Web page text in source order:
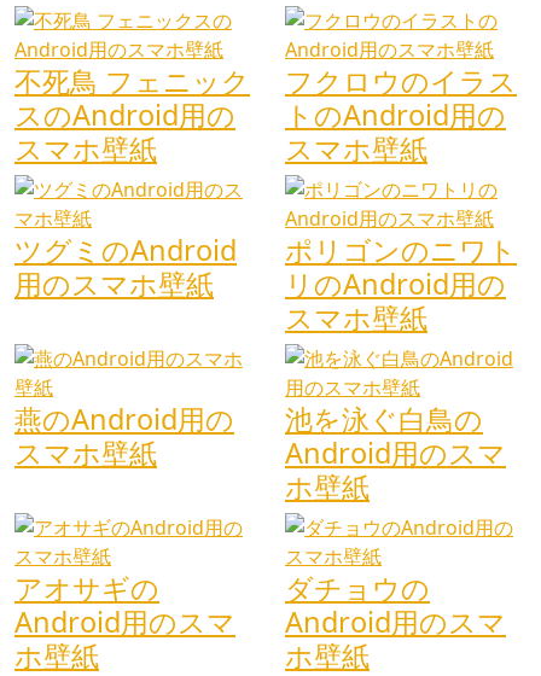
不死鳥 フェニック
スのAndroid用の
スマホ壁紙
フクロウのイラス
トのAndroid用の
スマホ壁紙
ツグミのAndroid
用のスマホ壁紙
ポリゴンのニワト
リのAndroid用の
スマホ壁紙
燕のAndroid用の
スマホ壁紙
池を泳ぐ白鳥の
Android用のスマ
ホ壁紙
アオサギの
Android用のスマ
ホ壁紙
ダチョウの
Android用のスマ
ホ壁紙